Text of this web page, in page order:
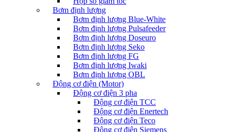
Bơm định lượng
Bơm định lượng Blue-White
Bơm định lượng Pulsafeeder
Bơm định lượng Doseuro
Bơm định lượng Seko
Bơm định lượng FG
Bơm định lượng Iwaki
Bơm định lượng OBL
Động cơ điện (Motor)
Động cơ điện 3 pha
Động cơ điện TCC
Động cơ điện Enertech
Động cơ điện Teco
Động cơ điện Siemens